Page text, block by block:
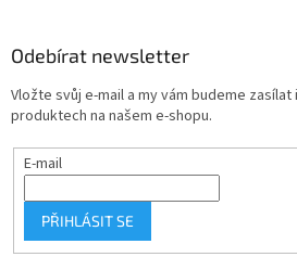
Odebírat newsletter
Vložte svůj e-mail a my vám budeme
produktech na našem e-shopu.
E-mail
PŘIHLÁSIT SE